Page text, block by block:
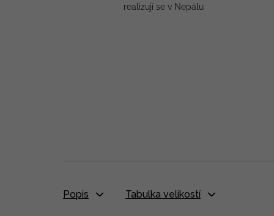
realizují se v Nepálu
Popis Tabulka velikostí